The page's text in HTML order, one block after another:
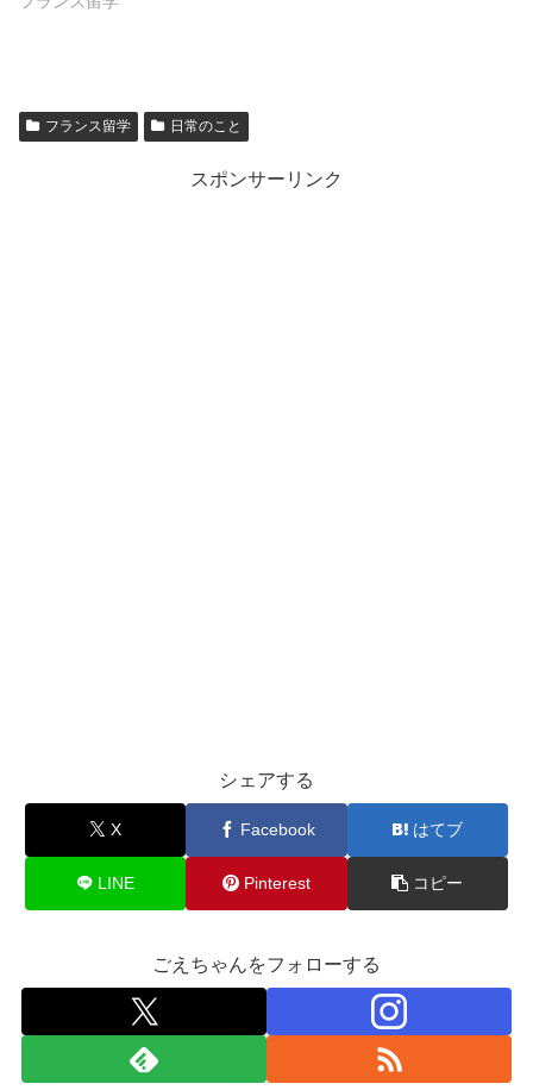
フランス留学 日常のこと
スポンサーリンク
シェアする
X Facebook はてブ
LINE Pinterest コピー
ごえちゃんをフォローする